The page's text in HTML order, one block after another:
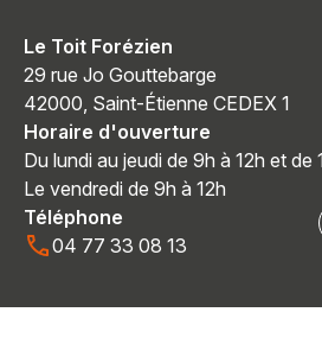
Le Toit Forézien
29 rue Jo Gouttebarge
42000, Saint-Étienne CEDEX 1
Horaire d'ouverture
Du lundi au jeudi de 9h à 12h et de
Le vendredi de 9h à 12h
Téléphone
04 77 33 08 13